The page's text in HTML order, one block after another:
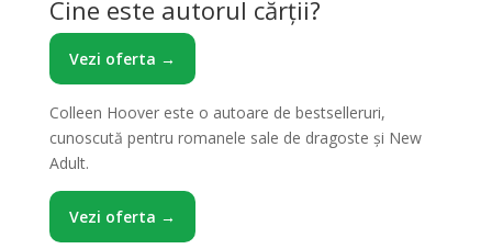
Cine este autorul cărții?
Vezi oferta →
Colleen Hoover este o autoare de bestselleruri,
cunoscută pentru romanele sale de dragoste și New
Adult.
Vezi oferta →